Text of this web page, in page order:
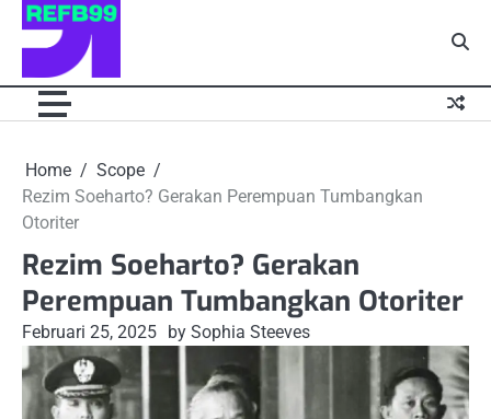
Skip
Home
Scope
Rezim Soeharto? Gerakan Perempuan Tumbangkan
Otoriter
Rezim Soeharto? Gerakan
Perempuan Tumbangkan Otoriter
Februari 25, 2025 by Sophia Steeves